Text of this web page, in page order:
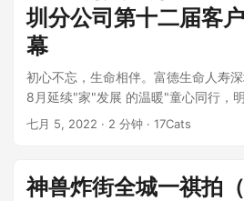
圳分公司第十二届客
幕
初心不忘，生命相伴。富德生命人寿
8月延续"家"发展 的温暖"童心同行，
七月 5, 2022 · 2 分钟 · 17Cats
神兽炸街全城一祺拍